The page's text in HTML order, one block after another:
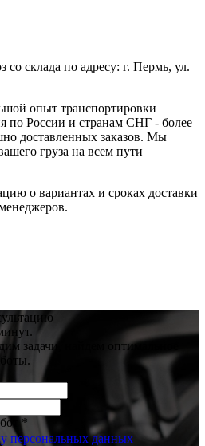
склада по адресу: г. Пермь, ул.
опыт транспортировки
по России и странам СНГ - более
доставленных заказов. Мы
груза на всем пути
о вариантах и сроках доставки
задачи, найдем оптимальное
*
персональных данных